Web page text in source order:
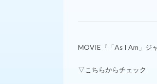
MOVIE『「As I Am」ジ
▽こちらからチェック